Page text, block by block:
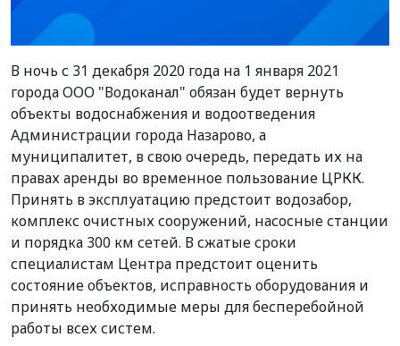
В ночь с 31 декабря 2020 года на 1 января 2021
города ООО "Водоканал" обязан будет вернуть
объекты водоснабжения и водоотведения
Администрации города Назарово, а
муниципалитет, в свою очередь, передать их на
правах аренды во временное пользование ЦРКК.
Принять в эксплуатацию предстоит водозабор,
комплекс очистных сооружений, насосные станции
и порядка 300 км сетей. В сжатые сроки
специалистам Центра предстоит оценить
состояние объектов, исправность оборудования и
принять необходимые меры для бесперебойной
работы всех систем.